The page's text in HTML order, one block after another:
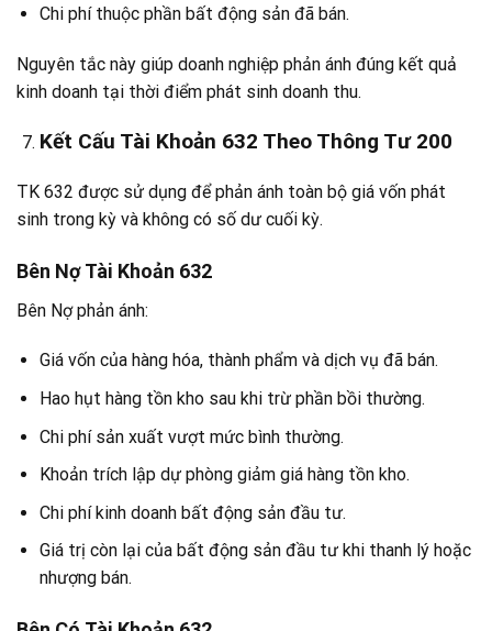
Chi phí thuộc phần bất động sản đã bán.
Nguyên tắc này giúp doanh nghiệp phản ánh đúng kết quả
kinh doanh tại thời điểm phát sinh doanh thu.
Kết Cấu Tài Khoản 632 Theo Thông Tư 200
TK 632 được sử dụng để phản ánh toàn bộ giá vốn phát
sinh trong kỳ và không có số dư cuối kỳ.
Bên Nợ Tài Khoản 632
Bên Nợ phản ánh:
Giá vốn của hàng hóa, thành phẩm và dịch vụ đã bán.
Hao hụt hàng tồn kho sau khi trừ phần bồi thường.
Chi phí sản xuất vượt mức bình thường.
Khoản trích lập dự phòng giảm giá hàng tồn kho.
Chi phí kinh doanh bất động sản đầu tư.
Giá trị còn lại của bất động sản đầu tư khi thanh lý hoặc
nhượng bán.